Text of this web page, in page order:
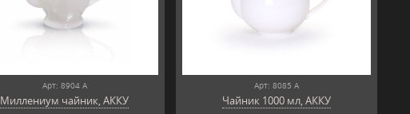
Арт: 8904 А
Миллениум чайник, АККУ
Арт: 8085 А
Чайник 1000 мл, АККУ